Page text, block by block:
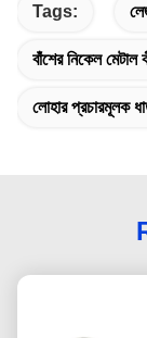
Tags:
বাঁশের নিকেল মেটাল
লোহার প্রচারমূলক